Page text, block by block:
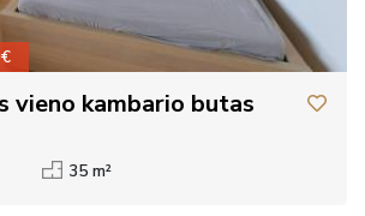
vieno kambario butas
35 m²